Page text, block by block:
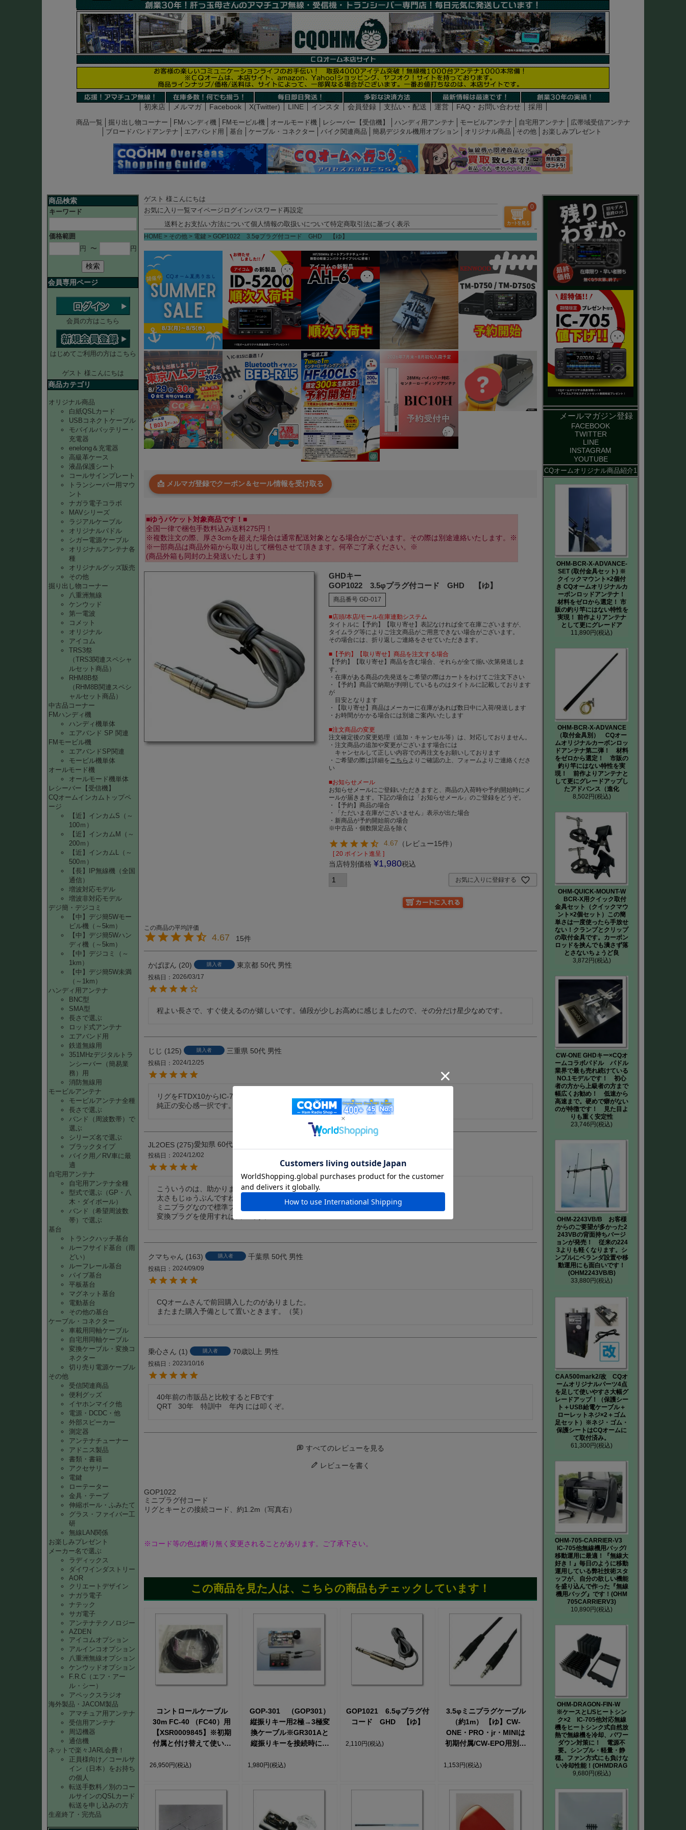
初来店 メルマガ Facebook X(Twitter) LINE インスタ 会員登録 支払い・配送 運営 FAQ・お問い合わせ 採用
商品一覧 掘り出し物コーナー FMハンディ機 FMモービル機 オールモード機 レシーバー【受信機】 ハンディ用アンテナ モービルアンテナ 自宅用アンテナ
広帯域受信アンテナ
ブロードバンドアンテナ
エアバンド用 基台 ケーブル・コネクター バイク関連商品 簡易デジタル機用オプション オリジナル商品 その他 お楽しみプレゼント
商品検索
キーワード
価格範囲
円
〜 円
検索
会員専用ページ
会員の方はこちら
はじめてご利用の方はこちら
ゲスト 様こんにちは
商品カテゴリ
オリジナル商品
白紙QSLカード
USBコネクトケーブル
モバイルバッテリー・
充電器
enelong＆充電器
高級革ケース
液晶保護シート
コールサインプレート
トランシーバー用マウ
ント
ナガラ電子コラボ
MAVシリーズ
ラジアルケーブル
オリジナルパドル
シガー電源ケーブル
オリジナルアンテナ各
種
オリジナルグッズ販売
その他
掘り出し物コーナー
八重洲無線
ケンウッド
第一電波
コメット
オリジナル
アイコム
TRS3祭
（TRS3関連スペシャ
ルセット商品）
RHM8B祭
（RHM8B関連スペシ
ャルセット商品）
中古品コーナー
FMハンディ機
ハンディ機単体
エアバンド SP 関連
FMモービル機
エアバンドSP関連
モービル機単体
オールモード機
オールモード機単体
レシーバー【受信機】
CQオームインカムトップペ
ージ
【近】インカムS（～
100ｍ）
【近】インカムM（～
200ｍ）
【近】インカムL（～
500ｍ）
【長】IP無線機（全国
通信）
増波対応モデル
増波非対応モデル
デジ簡・デジコミ
【中】デジ簡5Wモー
ビル機（～5km）
【中】デジ簡5Wハン
ディ機（～5km）
【中】デジコミ（～
1km）
【中】デジ簡5W未満
（～1km）
ハンディ用アンテナ
BNC型
SMA型
長さで選ぶ
ロッド式アンテナ
エアバンド用
鉄道無線用
351MHzデジタルトラ
ンシーバー（簡易業
務）用
消防無線用
モービルアンテナ
モービルアンテナ全種
長さで選ぶ
バンド（周波数帯）で
選ぶ
シリーズ名で選ぶ
ブラックタイプ
バイク用／RV車に最
適
自宅用アンテナ
自宅用アンテナ全種
型式で選ぶ（GP・八
木・ダイポール）
バンド（希望周波数
帯）で選ぶ
基台
トランクハッチ基台
ルーフサイド基台（雨
どい）
ルーフレール基台
パイプ基台
平板基台
マグネット基台
電動基台
その他の基台
ケーブル・コネクター
車載用同軸ケーブル
自宅用同軸ケーブル
変換ケーブル・変換コ
ネクター
切り売り電源ケーブル
その他
受信関連商品
便利グッズ
イヤホンマイク他
電源・DCDC・他
外部スピーカー
測定器
アンテナチューナー
アドニス製品
書類・書籍
アクセサリー
電鍵
ローテーター
金具・テープ
伸縮ポール・ふみたて
グラス・ファイバー工
研
無線LAN関係
お楽しみプレゼント
メーカー名で選ぶ
ラディックス
ダイワインダストリー
AOR
クリエートデザイン
ナガラ電子
ナテック
サガ電子
アンテナテクノロジー
AZDEN
アイコムオプション
アルインコオプション
八重洲無線オプション
ケンウッドオプション
F.R.C（エフ・アー
ル・シー）
アペックスラジオ
海外製品・JACOM製品
アマチュア用アンテナ
受信用アンテナ
周辺機器
通信機
ネットで楽々JARL会費！
正員様向け／コールサ
イン（日本）をお持ち
の個人
転送手数料／別のコー
ルサインのQSLカード
転送を申し込みの方
生産終了・完売品
ゲスト 様こんにちは
0
お気に入り一覧マイページ ログインパスワード再設定
送料とお支払い方法について個人情報の取扱いについて特定商取引法に基づく表示
HOME その他 電鍵 GOP1022 3.5φプラグ付コード GHD 【ゆ】
📩 メルマガ登録でクーポン＆セール情報を受け取る
■ゆうパケット対象商品です！■
全国一律で梱包手数料込み送料275円！
※複数注文の際、厚さ3cmを超えた場合は通常配送対象となる場合がございます。その際は別途連絡いたします。※
※一部商品は商品外箱から取り出して梱包させて頂きます。何卒ご了承ください。※
(商品外箱も同封の上発送いたします)
GHDキー
GOP1022 3.5φプラグ付コード GHD 【ゆ】
商品番号 GD-017
■店頭/本店/モール在庫連動システム
タイトルに【予約】【取り寄せ】表記なければ全て在庫ございますが、
タイムラグ等によりご注文商品がご用意できない場合がございます。
その場合には、折り返しご連絡をさせていただきます。
■【予約】【取り寄せ】商品を注文する場合
【予約】【取り寄せ】商品を含む場合、それらが全て揃い次第発送しま
す。
・在庫がある商品の先発送をご希望の際はカートをわけてご注文下さい
・【予約】商品で納期が判明しているものはタイトルに記載しております
が
目安となります
・【取り寄せ】商品はメーカーに在庫があれば数日中に入荷/発送します
・お時間がかかる場合には別途ご案内いたします
■注文商品の変更
注文確定後の変更処理（追加・キャンセル等）は、対応しておりません。
・注文商品の追加や変更がございます場合には
キャンセルして正しい内容での再注文をお願いしております
・ご希望の際は詳細を こちら よりご確認の上、フォームよりご連絡くださ
い
■お知らせメール
お知らせメールにご登録いただきますと、商品の入荷時や予約開始時にメ
ールが届きます。下記の場合は「お知らせメール」のご登録をどうぞ。
・【予約】商品の場合
・「ただいま在庫がございません」表示が出た場合
・新商品が予約開始前の場合
※中古品・個数限定品を除く
4.67 （ レビュー15件）
[ 20 ポイント進呈 ]
当店特別価格 ¥1,980税込
お気に入りに登録する
4.67 15
かばぼん 20 購入者 東京都 50代 男性
投稿日 2026/03/17
程よい長さで、すぐ使えるのが嬉しいです。値段が少しお高めに感じましたので、その分だけ星少なめです。
じじ 125 購入者 三重県 50代 男性
投稿日 2024/12/25
リグをFTDX10からIC-7760へ入替に伴い、こちらを追加購入しました。
純正の安心感一択です。
JL2OES 275 愛知県 60代
投稿日 2024/12/02
こういうのは、助かります。
太さもじゅうぶんですね。
ミニプラグなので標準プラグには、別途
変換プラグを使用すれば良いです。
クマちゃん 163 購入者 千葉県 50代 男性
投稿日 2024/09/09
CQオームさんで前回購入したのがありました。
またまた購入予備として置いときます。（笑）
乗心さん 1 購入者 70歳以上 男性
投稿日 2023/10/16
40年前の市販品と比較するとFBです
QRT   30年　特訓中　年内 には叩くぞ。
すべてのレビューを見る
レビューを書く
GOP1022
ミニプラグ付コード
リグとキーとの接続コード、約1.2m（写真右）
※コード等の色は断り無く変更されることがあります。ご了承下さい。
この商品を見た人は、こちらの商品もチェックしています！
コントロールケーブル
30m FC-40 （FC40）用
【XSR0009845】※初期
付属と付け替えて使いま
ことはできません。
26,950円(税込)
GOP-301 （GOP301）
縦振りキー用2極→3極変
換ケーブル※GR301Aと
縦振りキーを接続時に使
1,980円(税込)
GOP1021 6.5φプラグ付
コード GHD 【ゆ】
2,110円(税込)
3.5φミニプラグケーブル
（約1m） 【ゆ】CW-
ONE・PRO・jr・MINIは
初期付属/CW-EPO用別売
1,153円(税込)
メールマガジン登録
FACEBOOK
TWITTER
LINE
INSTAGRAM
YOUTUBE
CQオームオリジナル商品紹介1
OHM-BCR-X-ADVANCE-
SET (取付金具セット) ※
クイックマウント×2個付
き CQオームオリジナルカ
ーボンロッドアンテナ！
材料をゼロから選定！ 市
販の釣り竿にはない特性を
実現！ 前作よりアンテナ
として更にグレードア
11,890円(税込)
OHM-BCR-X-ADVANCE
（取付金具別） CQオー
ムオリジナルカーボンロッ
ドアンテナ第二弾！ 材料
をゼロから選定！ 市販の
釣り竿にはない特性を実
現！ 前作よりアンテナと
して更にグレードアップし
たアドバンス（進化
8,502円(税込)
OHM-QUICK-MOUNT-W
BCR-X用クイック取付
金具セット（クイックマウ
ント×2個セット）この簡
単さは一度使ったら手放せ
ない！クランプとクリップ
の取付金具です。カーボン
ロッドを挟んでも潰さず落
とさないちょうど良
3,872円(税込)
CW-ONE GHDキー×CQオ
ームコラボパドル パドル
業界で最も売れ続けている
NO.1モデルです！ 初心
者の方から上級者の方まで
幅広くお勧め！ 低速から
高速まで。硬めで癖がない
のが特徴です！ 見た目よ
りも重く安定性
23,746円(税込)
OHM-2243VB/B お客様
からのご要望が多かった2
243VBの背面持ちバージ
ョンが発売！ 従来の224
3よりも軽くなります。シ
ンプルにベランダ設置や移
動運用にも面白いです！
(OHM2243VB/B)
33,880円(税込)
CAA500mark2/改 CQオ
ームオリジナルパーツ4点
を足して使いやすさ大幅グ
レードアップ！（保護シー
ト＋USB給電ケーブル＋
ローレットネジ×2＋ゴム
足セット）※ネジ・ゴム・
保護シートはCQオームに
て取付済み。
61,300円(税込)
OHM-705-CARRIER-V3
IC-705他無線機用バッグ/
移動運用に最適！『無線大
好き！』毎日のように移動
運用している弊社技術スタ
ッフが、自分の欲しい機能
を盛り込んで作った『無線
機用バッグ』です！(OHM
705CARRIERV3)
10,890円(税込)
OHM-DRAGON-FIN-W
※ケースとL/Sヒートシン
ク×2 IC-705他対応無線
機をヒートシンク式自然放
熱で無線機を冷却、パワー
ダウン対策に！ 電源不
要。シンプル・軽量・静
穏。ファン方式にも負けな
い冷却性能！(OHMDRAG
9,680円(税込)